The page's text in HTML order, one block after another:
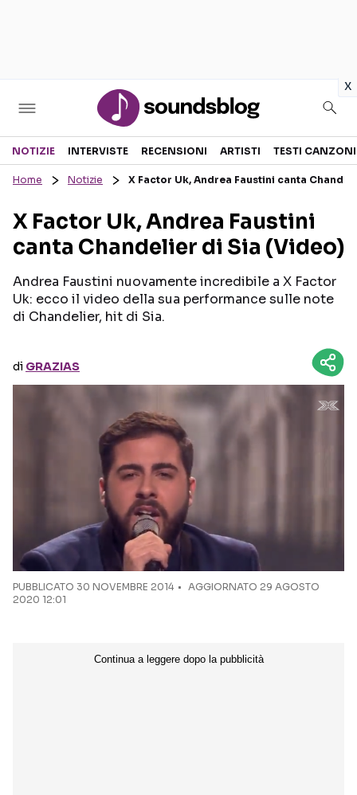
x
Sezioni
RECENSIONI MUSICALI
INTERVISTE
GOSSIP E CURIOSITÀ
TESTI CANZONI
TOUR ED EVENTI
TALENT SHOW
Seguici sui social
NOTIZIE INTERVISTE RECENSIONI ARTISTI TESTI CANZONI
Home Notizie X Factor Uk, Andrea Faustini canta
X Factor Uk, Andrea Faustini
canta Chandelier di Sia (Video)
Andrea Faustini nuovamente incredibile a X Factor
Uk: ecco il video della sua performance sulle note
di Chandelier, hit di Sia.
di GRAZIAS
PUBBLICATO 30 NOVEMBRE 2014
AGGIORNATO 29 AGOSTO
2020 12:01